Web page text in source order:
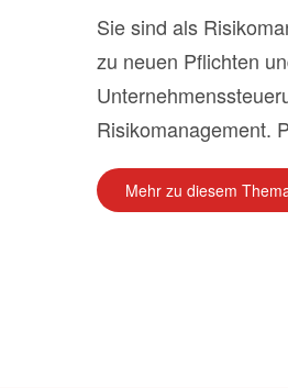
Sie sind als
zu neuen Pflichten
Risikomanagement.
Mehr zu diesem